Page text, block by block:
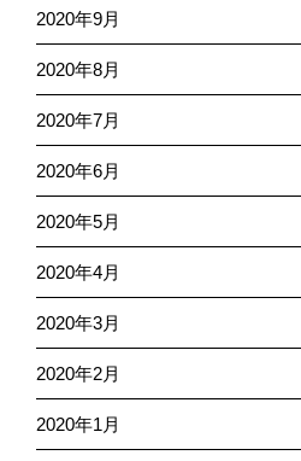
2020年9月
2020年8月
2020年7月
2020年6月
2020年5月
2020年4月
2020年3月
2020年2月
2020年1月